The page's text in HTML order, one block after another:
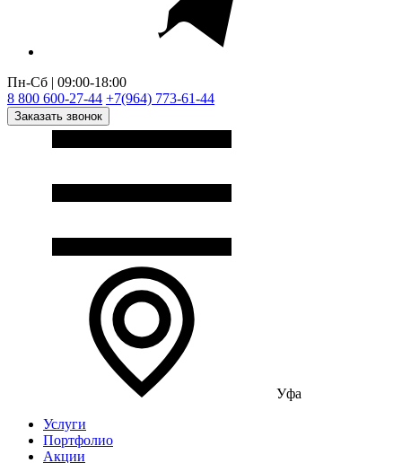
Пн-Сб | 09:00-18:00
8 800 600-27-44 +7(964) 773-61-44
Заказать звонок
Уфа
Услуги
Портфолио
Акции